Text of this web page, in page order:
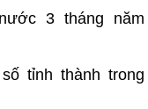
3 tháng năm
tỉnh thành trong